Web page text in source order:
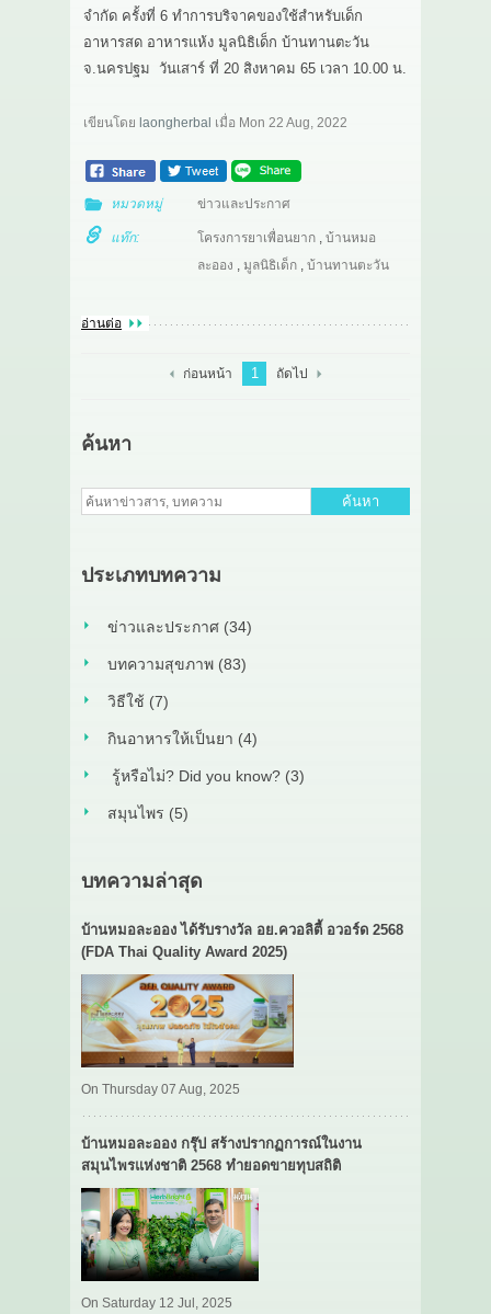
จำกัด ครั้งที่ 6 ทำการบริจาคของใช้สำหรับเด็ก
อาหารสด อาหารแห้ง มูลนิธิเด็ก บ้านทานตะวัน
จ.นครปฐม วันเสาร์ ที่ 20 สิงหาคม 65 เวลา 10.00 น.
เขียนโดย laongherbal เมื่อ Mon 22 Aug, 2022
หมวดหมู่ ข่าวและประกาศ
แท๊ก: โครงการยาเพื่อนยาก, บ้านหมอ
ละออง , มูลนิธิเด็ก, บ้านทานตะวัน
อ่านต่อ
ก่อนหน้า 1 ถัดไป
ค้นหา
ค้นหา
ประเภทบทความ
ข่าวและประกาศ (34)
บทความสุขภาพ (83)
วิธีใช้ (7)
กินอาหารให้เป็นยา (4)
รู้หรือไม่? Did you know? (3)
สมุนไพร (5)
บทความล่าสุด
บ้านหมอละออง ได้รับรางวัล อย.ควอลิตี้ อวอร์ด 2568
(FDA Thai Quality Award 2025)
On Thursday 07 Aug, 2025
บ้านหมอละออง กรุ๊ป สร้างปรากฏการณ์ในงาน
สมุนไพรแห่งชาติ 2568 ทำยอดขายทุบสถิติ
On Saturday 12 Jul, 2025